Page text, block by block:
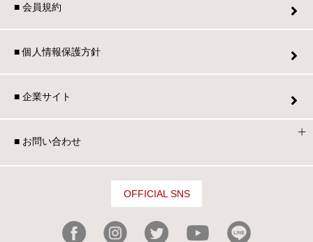
■ 会員規約
■ 個人情報保護方針
■ 企業サイト
■ お問い合わせ
OFFICIAL SNS